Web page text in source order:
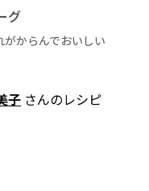
グ
からんでおいしい
子 さんのレシピ